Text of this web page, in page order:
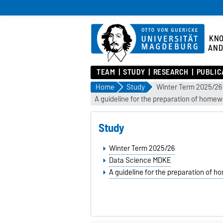
TEAM STUDY RESEARCH
Home Study
Winter Term 2025/26
A guideline for the preparation of
Study
Winter Term 2025/26
Data Science MDKE
A guideline for the preparation of